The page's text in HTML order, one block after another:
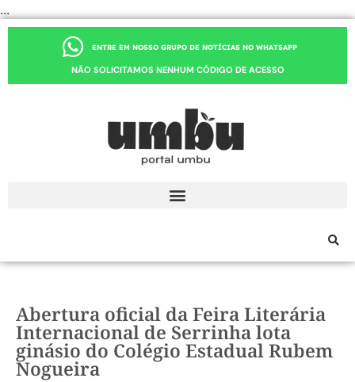
...
ENTRE EM NOSSO GRUPO DE NOTÍCIAS NO WHATSAPP
NÃO SOLICITAMOS NENHUM CÓDIGO DE ACESSO
Abertura oficial da Feira Literária
Internacional de Serrinha lota
ginásio do Colégio Estadual Rubem
Nogueira